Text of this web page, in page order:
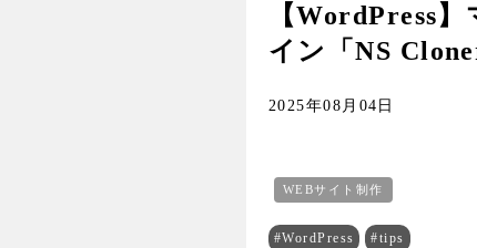
【WordPress
イン「NS
2025年08月04日
WEBサイト制作
#WordPress #tips